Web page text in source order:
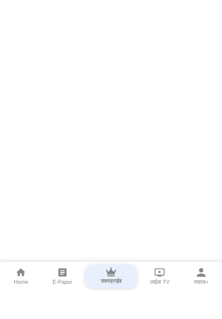
Home E-Paper सबस्क्राईब लाईव्ह TV सकाळ+